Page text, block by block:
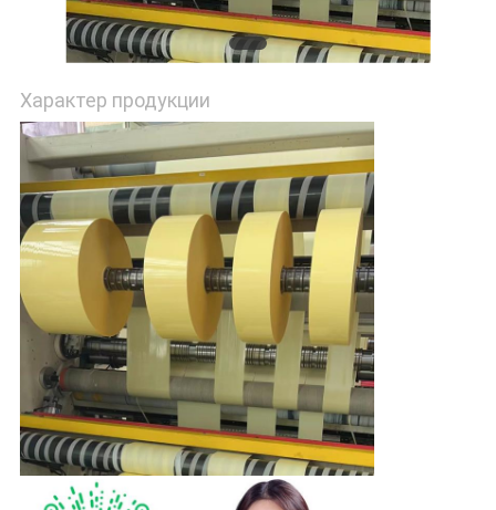
Характер продукции